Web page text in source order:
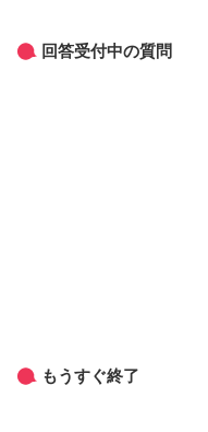
回答受付中の質問
もうすぐ終了